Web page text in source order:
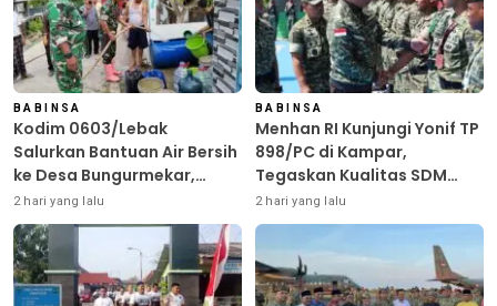
BABINSA
Kodim 0603/Lebak
Salurkan Bantuan Air Bersih
ke Desa Bungurmekar,
Ringankan Beban Warga
Terdampak Kemarau
2 hari yang lalu
BABINSA
Menhan RI Kunjungi Yonif TP
898/PC di Kampar,
Tegaskan Kualitas SDM
Kunci Kekuatan TNI
2 hari yang lalu